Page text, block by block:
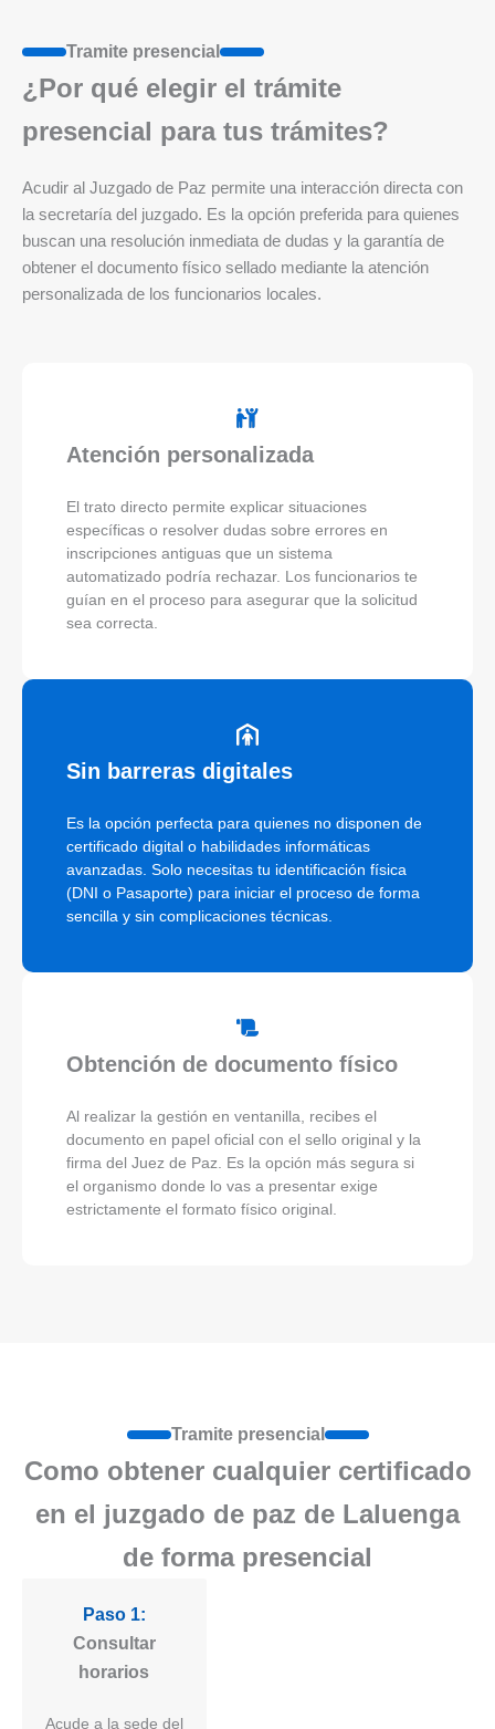
Tramite presencial
¿Por qué elegir el trámite
presencial para tus trámites?
Acudir al Juzgado de Paz permite una interacción directa con
la secretaría del juzgado. Es la opción preferida para quienes
buscan una resolución inmediata de dudas y la garantía de
obtener el documento físico sellado mediante la atención
personalizada de los funcionarios locales.
Atención personalizada
El trato directo permite explicar situaciones
específicas o resolver dudas sobre errores en
inscripciones antiguas que un sistema
automatizado podría rechazar. Los funcionarios te
guían en el proceso para asegurar que la solicitud
sea correcta.
Sin barreras digitales
Es la opción perfecta para quienes no disponen de
certificado digital o habilidades informáticas
avanzadas. Solo necesitas tu identificación física
(DNI o Pasaporte) para iniciar el proceso de forma
sencilla y sin complicaciones técnicas.
Obtención de documento físico
Al realizar la gestión en ventanilla, recibes el
documento en papel oficial con el sello original y la
firma del Juez de Paz. Es la opción más segura si
el organismo donde lo vas a presentar exige
estrictamente el formato físico original.
Tramite presencial
Como obtener cualquier certificado
en el juzgado de paz de Laluenga
de forma presencial
Paso 1:
Consultar
horarios
Acude a la sede del